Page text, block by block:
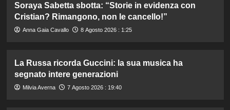
Soraya Sabetta sbotta: “Storie in evidenza con
Cristian? Rimangono, non le cancello!”
Anna Gaia Cavallo 8 Agosto 2026 : 1:25
La Russa ricorda Guccini: la sua musica ha
segnato intere generazioni
Milvia Averna 7 Agosto 2026 : 19:40